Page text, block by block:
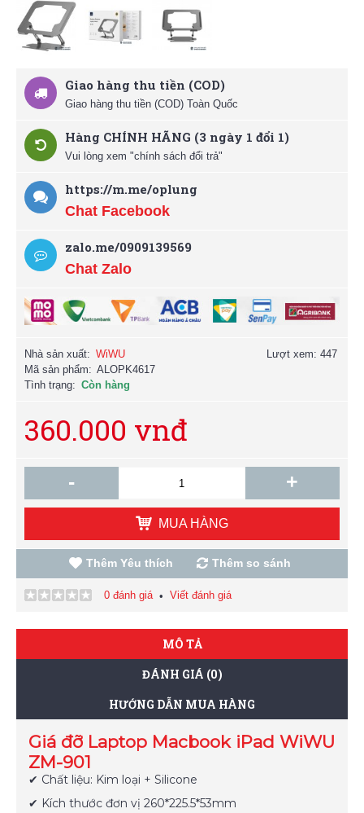
Giao hàng thu tiền (COD)
Giao hàng thu tiền (COD) Toàn Quốc
Hàng CHÍNH HÃNG (3 ngày 1 đổi 1)
Vui lòng xem "chính sách đổi trả"
https://m.me/oplung
Chat Facebook
zalo.me/0909139569
Chat Zalo
Lượt xem: 447
Nhà sản xuất: WiWU
Mã sản phẩm: ALOPK4617
Tình trạng: Còn hàng
360.000 vnđ
- +
MUA HÀNG
Thêm Yêu thích Thêm so sánh
0 đánh giá• Viết đánh giá
MÔ TẢ
ĐÁNH GIÁ (0)
HƯỚNG DẪN MUA HÀNG
Giá đỡ Laptop Macbook iPad WiWU
ZM-901
✔ Chất liệu: Kim loại + Silicone
✔ Kích thước đơn vị 260*225.5*53mm